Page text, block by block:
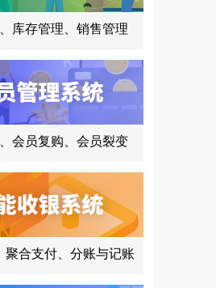
库存管理、销售管理
会员复购、会员裂变
聚合支付、分账与记账